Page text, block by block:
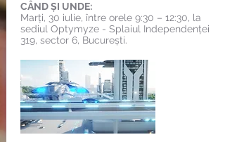
CÂND ȘI UNDE:
Marți, 30 iulie, între orele 9:30 – 12:30, la
sediul Optymyze - Splaiul Independenței
319, sector 6, București.